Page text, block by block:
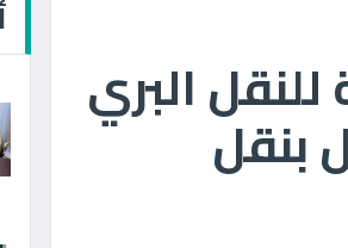
البري
بنقل